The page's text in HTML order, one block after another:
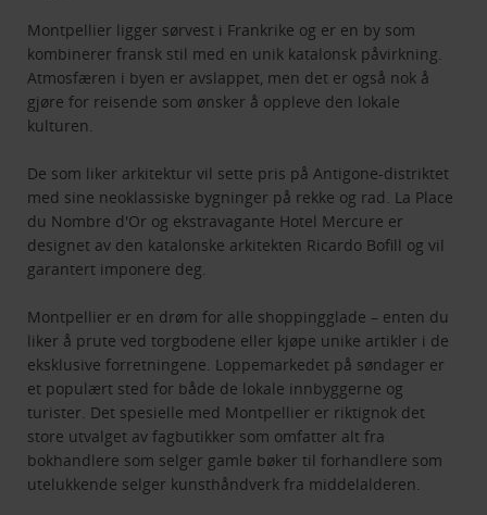
Montpellier ligger sørvest i Frankrike og er en by som
kombinerer fransk stil med en unik katalonsk påvirkning.
Atmosfæren i byen er avslappet, men det er også nok å
gjøre for reisende som ønsker å oppleve den lokale
kulturen.
De som liker arkitektur vil sette pris på Antigone-distriktet
med sine neoklassiske bygninger på rekke og rad. La Place
du Nombre d'Or og ekstravagante Hotel Mercure er
designet av den katalonske arkitekten Ricardo Bofill og vil
garantert imponere deg.
Montpellier er en drøm for alle shoppingglade – enten du
liker å prute ved torgbodene eller kjøpe unike artikler i de
eksklusive forretningene. Loppemarkedet på søndager er
et populært sted for både de lokale innbyggerne og
turister. Det spesielle med Montpellier er riktignok det
store utvalget av fagbutikker som omfatter alt fra
bokhandlere som selger gamle bøker til forhandlere som
utelukkende selger kunsthåndverk fra middelalderen.